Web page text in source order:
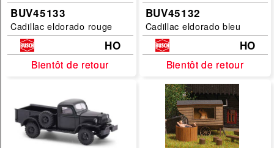
BUV45133
Cadillac eldorado rouge
HO
Bientôt de retour
Bientôt de retour
BUV45132
Cadillac eldorado bleu
HO
Bientôt de retour
Bientôt de retour